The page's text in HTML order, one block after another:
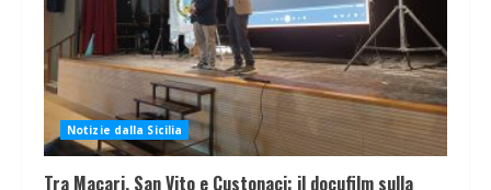
Notizie dalla Sicilia
Tra Macari, San Vito e Custonaci: il docufilm sulla